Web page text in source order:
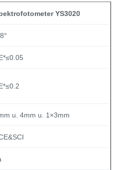
YS3020
u. 4mm u. 1×3mm